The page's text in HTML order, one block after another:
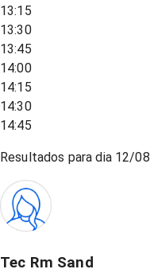
13:15
13:30
13:45
14:00
14:15
14:30
14:45
Resultados para dia 12/08
Tec Rm Sand